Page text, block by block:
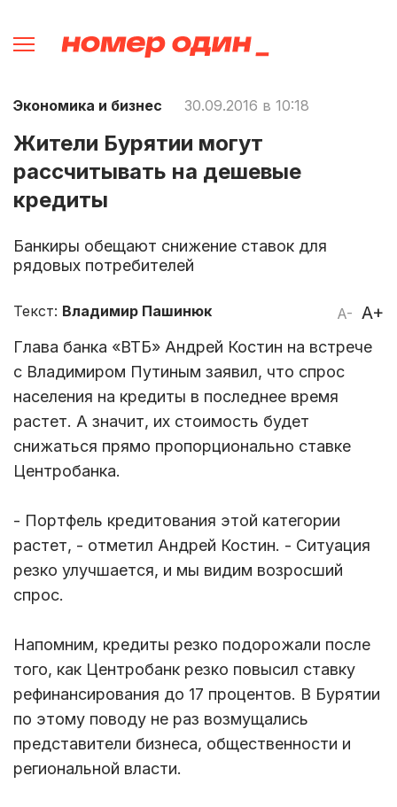
Экономика и бизнес 30.09.2016 в 10:18
Жители Бурятии могут
рассчитывать на дешевые
кредиты
Банкиры обещают снижение ставок для
рядовых потребителей
A- A+
Текст: Владимир Пашинюк
Глава банка «ВТБ» Андрей Костин на встрече
с Владимиром Путиным заявил, что спрос
населения на кредиты в последнее время
растет. А значит, их стоимость будет
снижаться прямо пропорционально ставке
Центробанка.
- Портфель кредитования этой категории
растет, - отметил Андрей Костин. - Ситуация
резко улучшается, и мы видим возросший
спрос.
Напомним, кредиты резко подорожали после
того, как Центробанк резко повысил ставку
рефинансирования до 17 процентов. В Бурятии
по этому поводу не раз возмущались
представители бизнеса, общественности и
региональной власти.